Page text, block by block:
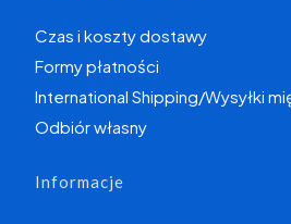
Czas i koszty dostawy
Formy płatności
International Shipping/Wysyłki
Odbiór własny
Informacje